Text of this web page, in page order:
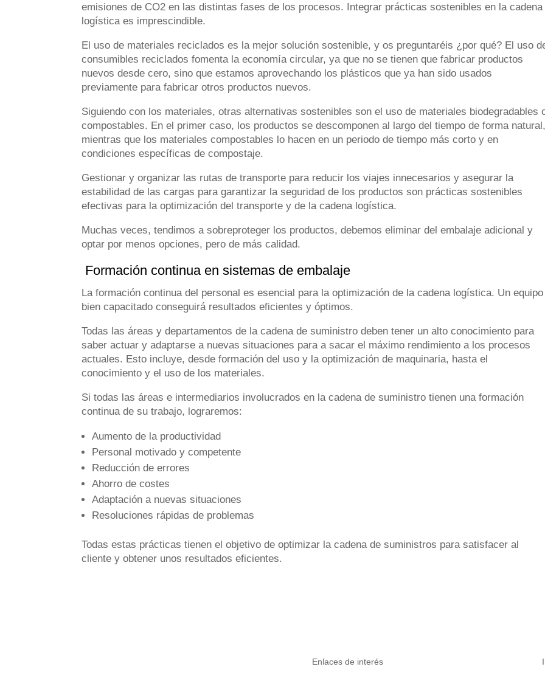
emisiones de CO2 en las distintas fases de los procesos. Integrar prácticas sostenibles en la cadena
logística es imprescindible.
El uso de materiales reciclados es la mejor solución sostenible, y os preguntaréis ¿por qué? El uso
consumibles reciclados fomenta la economía circular, ya que no se tienen que fabricar productos
nuevos desde cero, sino que estamos aprovechando los plásticos que ya han sido usados
previamente para fabricar otros productos nuevos.
Siguiendo con los materiales, otras alternativas sostenibles son el uso de materiales biodegradables
compostables. En el primer caso, los productos se descomponen al largo del tiempo de forma natural,
mientras que los materiales compostables lo hacen en un periodo de tiempo más corto y en
condiciones específicas de compostaje.
Gestionar y organizar las rutas de transporte para reducir los viajes innecesarios y asegurar la
estabilidad de las cargas para garantizar la seguridad de los productos son prácticas sostenibles
efectivas para la optimización del transporte y de la cadena logística.
Muchas veces, tendimos a sobreproteger los productos, debemos eliminar del embalaje adicional y
optar por menos opciones, pero de más calidad.
Formación continua en sistemas de embalaje
La formación continua del personal es esencial para la optimización de la cadena logística. Un equipo
bien capacitado conseguirá resultados eficientes y óptimos.
Todas las áreas y departamentos de la cadena de suministro deben tener un alto conocimiento para
saber actuar y adaptarse a nuevas situaciones para a sacar el máximo rendimiento a los procesos
actuales. Esto incluye, desde formación del uso y la optimización de maquinaria, hasta el
conocimiento y el uso de los materiales.
Si todas las áreas e intermediarios involucrados en la cadena de suministro tienen una formación
continua de su trabajo, lograremos:
Aumento de la productividad
Personal motivado y competente
Reducción de errores
Ahorro de costes
Adaptación a nuevas situaciones
Resoluciones rápidas de problemas
Todas estas prácticas tienen el objetivo de optimizar la cadena de suministros para satisfacer al
cliente y obtener unos resultados eficientes.
Enlaces de interés